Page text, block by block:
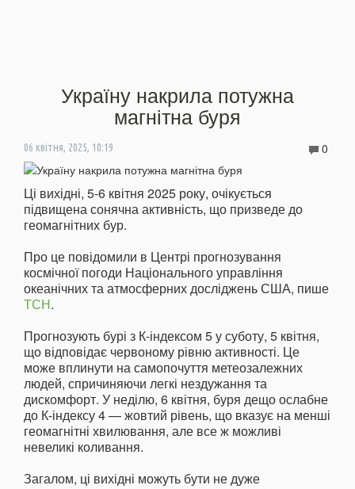
Україну накрила потужна
магнітна буря
06 квітня, 2025, 10:19 0
Ці вихідні, 5-6 квітня 2025 року, очікується
підвищена сонячна активність, що призведе до
геомагнітних бур.
Про це повідомили в Центрі прогнозування
космічної погоди Національного управління
океанічних та атмосферних досліджень США, пише
ТСН.
Прогнозують бурі з К-індексом 5 у суботу, 5 квітня,
що відповідає червоному рівню активності. Це
може вплинути на самопочуття метеозалежних
людей, спричиняючи легкі нездужання та
дискомфорт. У неділю, 6 квітня, буря дещо ослабне
до К-індексу 4 — жовтий рівень, що вказує на менші
геомагнітні хвилювання, але все ж можливі
невеликі коливання.
Загалом, ці вихідні можуть бути не дуже